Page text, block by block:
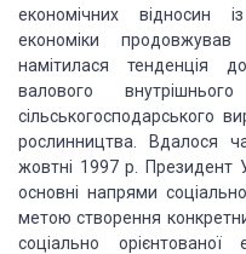
економічних відносин
економіки продовжував
намітилася тенденція
валового
сільськогосподарського
рослинництва. Вдалося
жовтні 1997 р. Президент
основні напрями
метою створення
соціально орієнтованої